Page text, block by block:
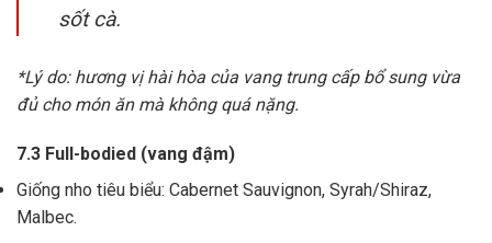
sốt cà.
*Lý do: hương vị hài hòa của vang trung cấp bổ sung vừa
đủ cho món ăn mà không quá nặng.
7.3 Full-bodied (vang đậm)
Giống nho tiêu biểu: Cabernet Sauvignon, Syrah/Shiraz,
Malbec.